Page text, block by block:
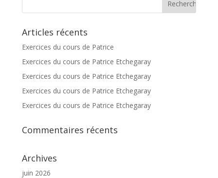
Articles récents
Exercices du cours de Patrice
Exercices du cours de Patrice Etchegaray
Exercices du cours de Patrice Etchegaray
Exercices du cours de Patrice Etchegaray
Exercices du cours de Patrice Etchegaray
Commentaires récents
Archives
juin 2026